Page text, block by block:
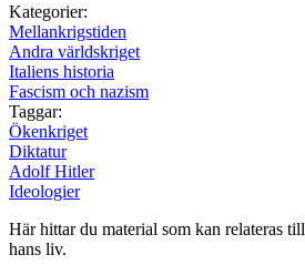
Kategorier:
Mellankrigstiden
Andra världskriget
Italiens historia
Fascism och nazism
Taggar:
Ökenkriget
Diktatur
Adolf Hitler
Ideologier
Här hittar du material som kan relateras till
hans liv.